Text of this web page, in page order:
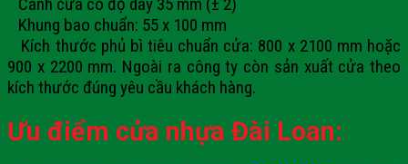
Cánh cửa có độ dày 35 mm (± 2)
Khung bao chuẩn: 55 x 100 mm
Kích thước phủ bì tiêu chuẩn cửa: 800 x 2100 mm hoặc
900 x 2200 mm. Ngoài ra công ty còn sản xuất cửa theo
kích thước đúng yêu cầu khách hàng.
Ưu điểm cửa nhựa Đài Loan: